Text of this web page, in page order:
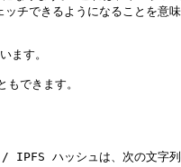
チできるようになることを意味
ます。
できます。
ハッシュは、次の文字列